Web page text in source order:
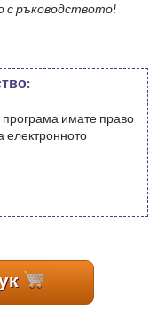
с ръководството!
програма имате право
електронното